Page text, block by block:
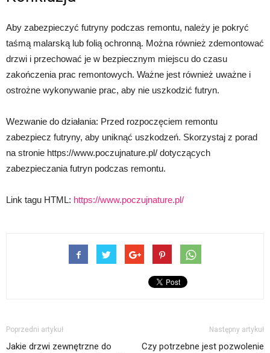
Aby zabezpieczyć futryny podczas remontu, należy je pokryć
taśmą malarską lub folią ochronną. Można również zdemontować
drzwi i przechować je w bezpiecznym miejscu do czasu
zakończenia prac remontowych. Ważne jest również uważne i
ostrożne wykonywanie prac, aby nie uszkodzić futryn.
Wezwanie do działania: Przed rozpoczęciem remontu
zabezpiecz futryny, aby uniknąć uszkodzeń. Skorzystaj z porad
na stronie https://www.poczujnature.pl/ dotyczących
zabezpieczania futryn podczas remontu.
Link tagu HTML: https://www.poczujnature.pl/
Poprzedni artykuł
Jakie drzwi zewnętrzne do
Następny artykuł
Czy potrzebne jest pozwolenie